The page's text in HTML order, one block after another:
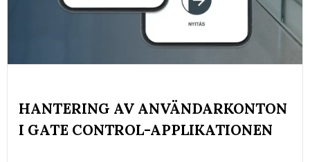
HANTERING AV ANVÄNDARKONTON
I GATE CONTROL-APPLIKATIONEN